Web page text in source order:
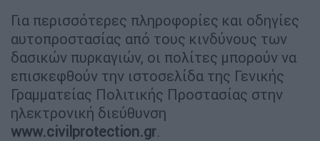
Για περισσότερες πληροφορίες και οδηγίες
αυτοπροστασίας από τους κινδύνους των
δασικών πυρκαγιών, οι πολίτες μπορούν να
επισκεφθούν την ιστοσελίδα της Γενικής
Γραμματείας Πολιτικής Προστασίας στην
ηλεκτρονική διεύθυνση
www.civilprotection.gr.